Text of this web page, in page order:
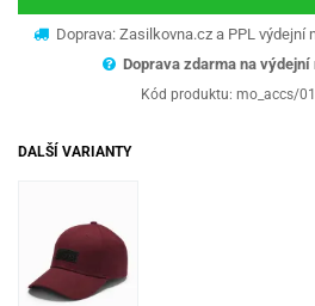
Doprava: Zasilkovna.cz a PPL výdejní
Doprava zdarma na výdejní
Kód produktu: mo_accs/
DALŠÍ VARIANTY